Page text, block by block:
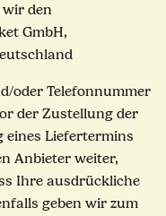
den
GmbH,
oder Telefonnummer
der Zustellung der
eines Liefertermins
Anbieter weiter,
Ihre ausdrückliche
geben wir zum